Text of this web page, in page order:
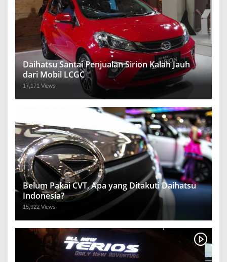
Daihatsu Santai Penjualan Sirion Kalah Jauh
dari Mobil LCGC
17,171 Views
Belum Pakai CVT, Apa yang Ditakuti Daihatsu
Indonesia?
15,922 Views